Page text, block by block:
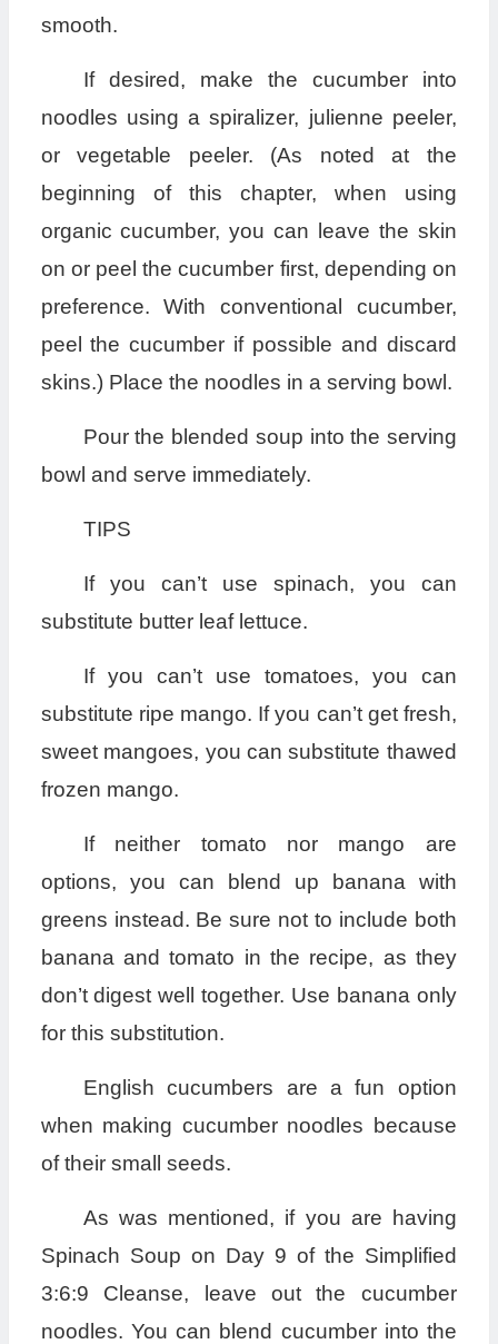
smooth.
If desired, make the cucumber into
noodles using a spiralizer, julienne peeler,
or vegetable peeler. (As noted at the
beginning of this chapter, when using
organic cucumber, you can leave the skin
on or peel the cucumber first, depending on
preference. With conventional cucumber,
peel the cucumber if possible and discard
skins.) Place the noodles in a serving bowl.
Pour the blended soup into the serving
bowl and serve immediately.
TIPS
If you can’t use spinach, you can
substitute butter leaf lettuce.
If you can’t use tomatoes, you can
substitute ripe mango. If you can’t get fresh,
sweet mangoes, you can substitute thawed
frozen mango.
If neither tomato nor mango are
options, you can blend up banana with
greens instead. Be sure not to include both
banana and tomato in the recipe, as they
don’t digest well together. Use banana only
for this substitution.
English cucumbers are a fun option
when making cucumber noodles because
of their small seeds.
As was mentioned, if you are having
Spinach Soup on Day 9 of the Simplified
3:6:9 Cleanse, leave out the cucumber
noodles. You can blend cucumber into the